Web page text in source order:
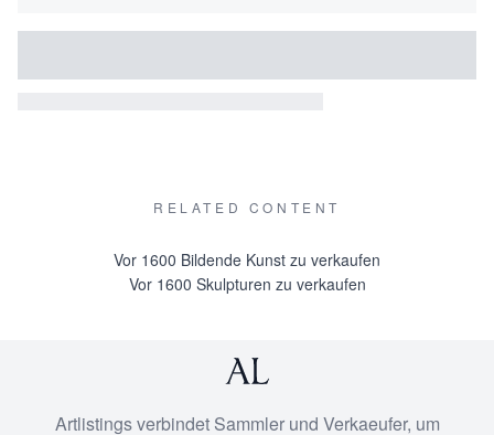
RELATED CONTENT
Vor 1600 Bildende Kunst zu verkaufen
Vor 1600 Skulpturen zu verkaufen
Artlistings verbindet Sammler und Verkaeufer, um